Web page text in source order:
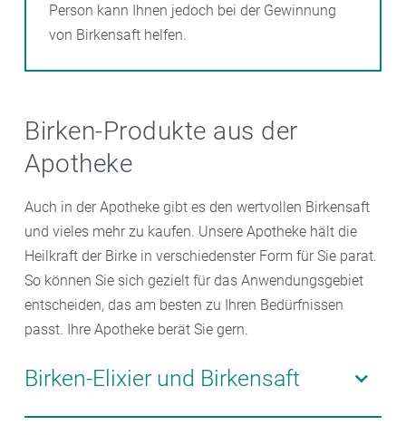
Person kann Ihnen jedoch bei der Gewinnung
von Birkensaft helfen.
Birken-Produkte aus der
Apotheke
Auch in der Apotheke gibt es den wertvollen Birkensaft
und vieles mehr zu kaufen. Unsere Apotheke hält die
Heilkraft der Birke in verschiedenster Form für Sie parat.
So können Sie sich gezielt für das Anwendungsgebiet
entscheiden, das am besten zu Ihren Bedürfnissen
passt. Ihre Apotheke berät Sie gern.
Birken-Elixier und Birkensaft
Besonders für eine Kur gegen Frühjahrsmüdigkeit